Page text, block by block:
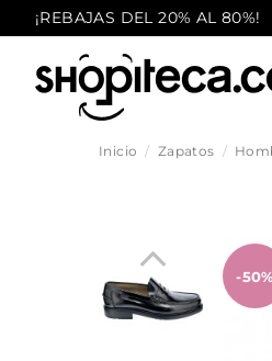
¡REBAJAS DEL 20% AL 80%!
Inicio Zapatos
-50%